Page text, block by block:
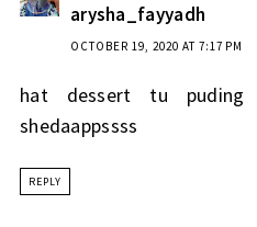
arysha_fayyadh
OCTOBER 19, 2020 AT 7:17 PM
hat dessert tu puding
shedaappssss
REPLY